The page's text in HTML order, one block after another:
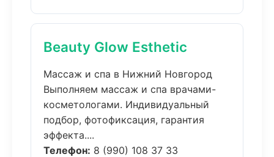
Beauty Glow Esthetic
Массаж и спа в Нижний Новгород
Выполняем массаж и спа врачами-
косметологами. Индивидуальный
подбор, фотофиксация, гарантия
эффекта....
Телефон: 8 (990) 108 37 33